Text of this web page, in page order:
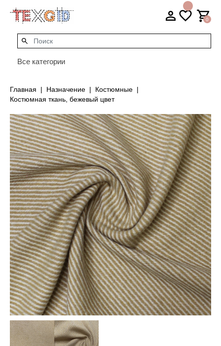
0
Все категории
Главная Назначение
Костюмные
Костюмная ткань, бежевый цвет